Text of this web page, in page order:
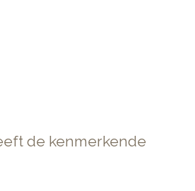
de kenmerkende